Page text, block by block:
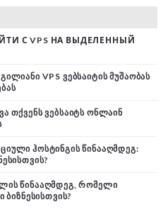
С VPS НА ВЫДЕЛЕННЫЙ
VPS ᲕᲔᲑᲡᲐᲘᲢᲘᲡ ᲛᲣᲨᲐᲝᲑᲐᲡ
ᲗᲥᲕᲔᲜᲡ ᲕᲔᲑᲡᲐᲘᲢᲡ ᲝᲜᲚᲐᲘᲜ
ᲰᲝᲡᲢᲘᲜᲒᲘᲡ ᲬᲘᲜᲐᲐᲦᲛᲓᲔᲒ:
ᲬᲘᲜᲐᲐᲦᲛᲓᲔᲒ, ᲠᲝᲛᲔᲚᲘ
ᲑᲘᲖᲜᲔᲡᲘᲡᲗᲕᲘᲡ?